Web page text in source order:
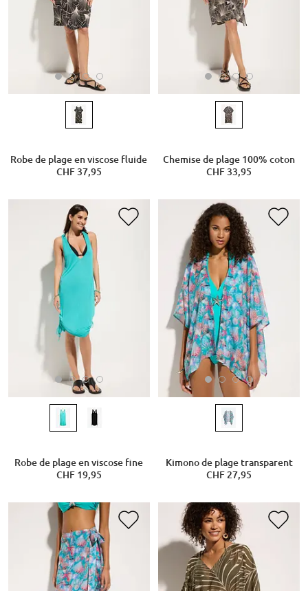
Robe de plage en viscose fluide
CHF 37,95
Chemise de plage 100% coton
CHF 33,95
Robe de plage en viscose fine
CHF 19,95
Kimono de plage transparent
CHF 27,95